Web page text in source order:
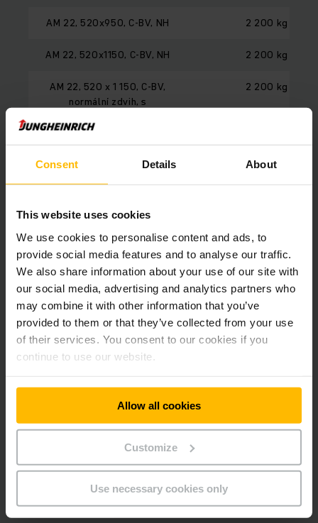
Consent Details About
This website uses cookies
We use cookies to personalise content and ads, to
provide social media features and to analyse our traffic.
We also share information about your use of our site with
our social media, advertising and analytics partners who
may combine it with other information that you’ve
provided to them or that they’ve collected from your use
of their services. You consent to our cookies if you
continue to use our website.
Allow all cookies
Customize
Use necessary cookies only
AM 22, 520x950, C-BV, NH 2 200 kg
AM 22, 520x1150, C-BV, NH 2 200 kg
AM 22, 520 x 1 150, C-BV,
normální zdvih, s
2 200 kg
AM 22, 520x1207, C-BV, NH 2 200 kg
AM 22, 520x1360, C-BV, NH
AM 22, 520x1600, C-BV, NH
AM 22, 520x1900, C-BV, NH 1 000 kg
AM 22, 520x2400, C-BV, NH 500 kg
AM 22, 520x600, V-BV, NH 2 200 kg
AM 22, 520x795, V-BV, NH 2 200 kg
AM 22, 520x1150, V-BV, NH
AM 22, 680x950, N-GN, NH 2 200 kg
AM 22, 680x1054, N-GN, NH 2 200 kg
AM 22, 680x1150, N-GN, NH